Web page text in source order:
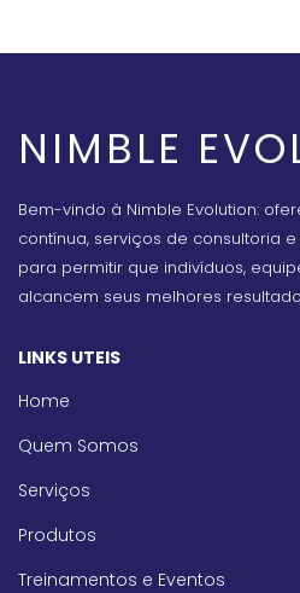
NIMBLE
Bem-vindo à Nimble Evolution:
contínua, serviços de consultoria
para permitir que indivíduos,
alcancem seus melhores
LINKS UTEIS
Home
Quem Somos
Serviços
Produtos
Treinamentos e Eventos